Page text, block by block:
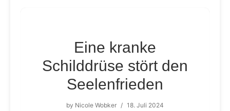
Eine kranke
Schilddrüse stört den
Seelenfrieden
by Nicole Wobker / 18. Juli 2024